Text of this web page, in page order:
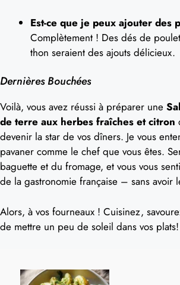
Est-ce que je peux ajouter des
Complètement ! Des dés de
thon seraient des ajouts délicieux.
Dernières Bouchées
Voilà, vous avez réussi à préparer une
de terre aux herbes fraîches et citron
devenir la star de vos dîners. Je vous
pavaner comme le chef que vous êtes.
baguette et du fromage, et vous vous
de la gastronomie française – sans avoir
Alors, à vos fourneaux ! Cuisinez,
de mettre un peu de soleil dans vos